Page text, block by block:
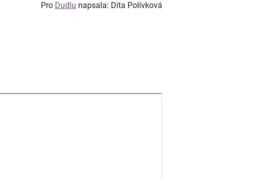
Pro Dudlu napsala: Dita Polívková